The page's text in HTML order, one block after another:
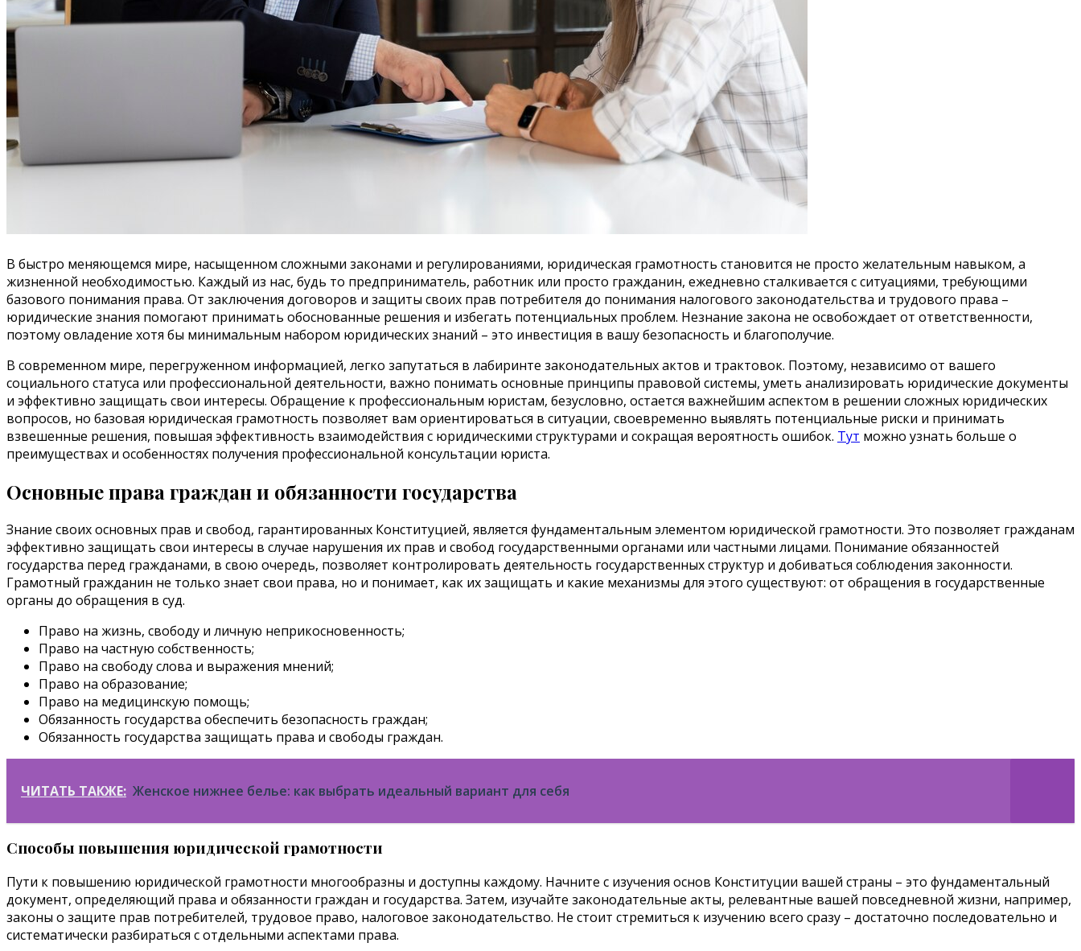
В быстро меняющемся мире, насыщенном сложными законами и регулированиями, юридическая грамотность становится не просто желательным навыком, а
жизненной необходимостью. Каждый из нас, будь то предприниматель, работник или просто гражданин, ежедневно сталкивается с ситуациями, требующими
базового понимания права. От заключения договоров и защиты своих прав потребителя до понимания налогового законодательства и трудового права –
юридические знания помогают принимать обоснованные решения и избегать потенциальных проблем. Незнание закона не освобождает от ответственности,
поэтому овладение хотя бы минимальным набором юридических знаний – это инвестиция в вашу безопасность и благополучие.
В современном мире, перегруженном информацией, легко запутаться в лабиринте законодательных актов и трактовок. Поэтому, независимо от вашего
социального статуса или профессиональной деятельности, важно понимать основные принципы правовой системы, уметь анализировать юридические документы
и эффективно защищать свои интересы. Обращение к профессиональным юристам, безусловно, остается важнейшим аспектом в решении сложных юридических
вопросов, но базовая юридическая грамотность позволяет вам ориентироваться в ситуации, своевременно выявлять потенциальные риски и принимать
взвешенные решения, повышая эффективность взаимодействия с юридическими структурами и сокращая вероятность ошибок. Тут можно узнать больше о
преимуществах и особенностях получения профессиональной консультации юриста.
Основные права граждан и обязанности государства
Знание своих основных прав и свобод, гарантированных Конституцией, является фундаментальным элементом юридической грамотности. Это позволяет гражданам
эффективно защищать свои интересы в случае нарушения их прав и свобод государственными органами или частными лицами. Понимание обязанностей
государства перед гражданами, в свою очередь, позволяет контролировать деятельность государственных структур и добиваться соблюдения законности.
Грамотный гражданин не только знает свои права, но и понимает, как их защищать и какие механизмы для этого существуют: от обращения в государственные
органы до обращения в суд.
Право на жизнь, свободу и личную неприкосновенность;
Право на частную собственность;
Право на свободу слова и выражения мнений;
Право на образование;
Право на медицинскую помощь;
Обязанность государства обеспечить безопасность граждан;
Обязанность государства защищать права и свободы граждан.
ЧИТАТЬ ТАКЖЕ: Женское нижнее белье: как выбрать идеальный вариант для себя
Способы повышения юридической грамотности
Пути к повышению юридической грамотности многообразны и доступны каждому. Начните с изучения основ Конституции вашей страны – это фундаментальный
документ, определяющий права и обязанности граждан и государства. Затем, изучайте законодательные акты, релевантные вашей повседневной жизни, например,
законы о защите прав потребителей, трудовое право, налоговое законодательство. Не стоит стремиться к изучению всего сразу – достаточно последовательно и
систематически разбираться с отдельными аспектами права.